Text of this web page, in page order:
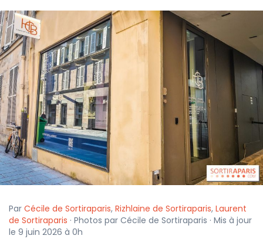
Par Cécile de Sortiraparis, Rizhlaine de Sortiraparis, Laurent
de Sortiraparis · Photos par Cécile de Sortiraparis · Mis à jour
le 9 juin 2026 à 0h